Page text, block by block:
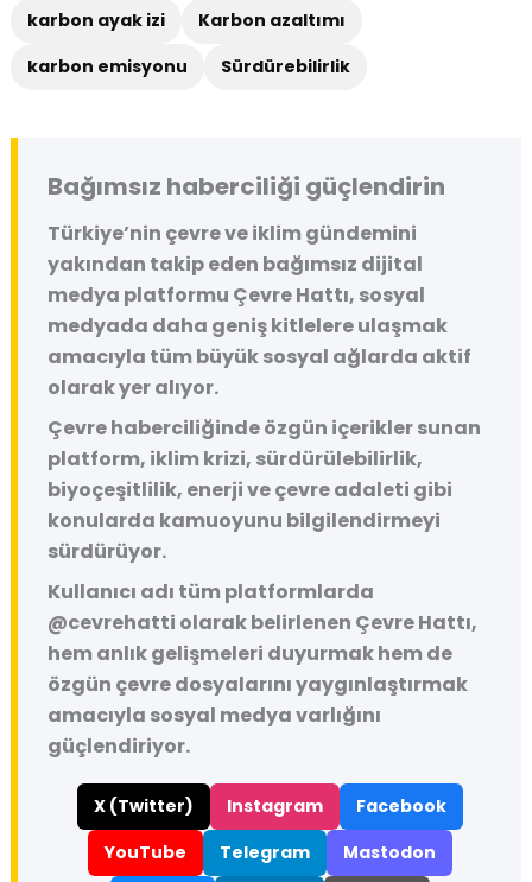
karbon ayak izi
Karbon azaltımı
karbon emisyonu
Sürdürebilirlik
Bağımsız haberciliği güçlendirin
Türkiye’nin çevre ve iklim gündemini
yakından takip eden bağımsız dijital
medya platformu Çevre Hattı, sosyal
medyada daha geniş kitlelere ulaşmak
amacıyla tüm büyük sosyal ağlarda aktif
olarak yer alıyor.
Çevre haberciliğinde özgün içerikler sunan
platform, iklim krizi, sürdürülebilirlik,
biyoçeşitlilik, enerji ve çevre adaleti gibi
konularda kamuoyunu bilgilendirmeyi
sürdürüyor.
Kullanıcı adı tüm platformlarda
@cevrehatti olarak belirlenen Çevre Hattı,
hem anlık gelişmeleri duyurmak hem de
özgün çevre dosyalarını yaygınlaştırmak
amacıyla sosyal medya varlığını
güçlendiriyor.
X (Twitter) Instagram
Facebook
YouTube
Telegram
Mastodon